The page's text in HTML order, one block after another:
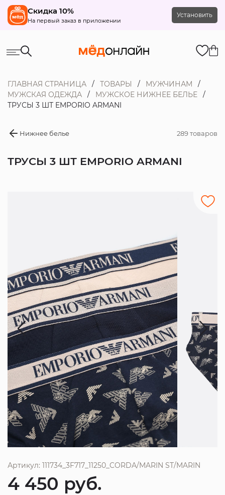
Скидка 10%
На первый заказ в приложении
Установить
ГЛАВНАЯ СТРАНИЦА ТОВАРЫ
МУЖЧИНАМ
МУЖСКАЯ ОДЕЖДА
МУЖСКОЕ НИЖНЕЕ БЕЛЬЕ
ТРУСЫ 3 ШТ EMPORIO ARMANI
Нижнее белье 289 товаров
ТРУСЫ 3 ШТ EMPORIO ARMANI
Артикул: 111734_3F717_11250_CORDA/MARIN ST/MARIN
4 450 руб.